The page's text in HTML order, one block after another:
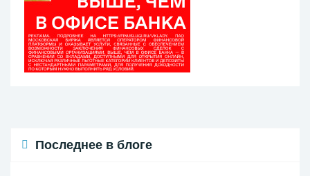
Последнее в блоге